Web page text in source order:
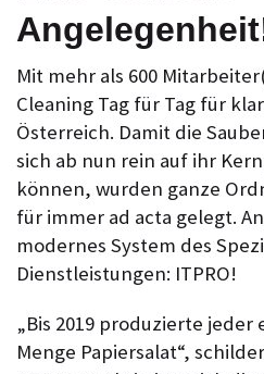
Mit mehr als 600
Cleaning Tag für Tag für
Österreich. Damit die
sich ab nun rein auf ihr
können, wurden ganze
für immer ad acta gelegt.
modernes System des
Dienstleistungen: ITPRO!
„Bis 2019 produzierte jeder
Menge Papiersalat“,